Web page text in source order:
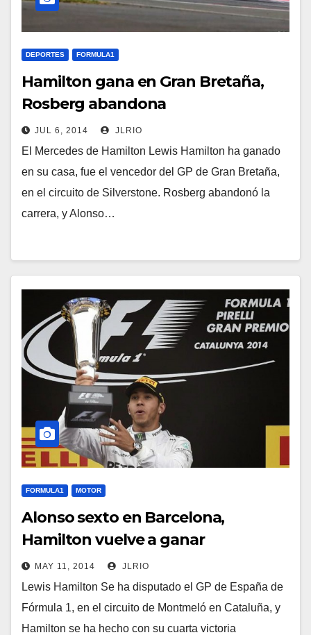
DEPORTES FORMULA1
Hamilton gana en Gran Bretaña,
Rosberg abandona
JUL 6, 2014 JLRIO
El Mercedes de Hamilton Lewis Hamilton ha ganado
en su casa, fue el vencedor del GP de Gran Bretaña,
en el circuito de Silverstone. Rosberg abandonó la
carrera, y Alonso…
FORMULA1 MOTOR
Alonso sexto en Barcelona,
Hamilton vuelve a ganar
MAY 11, 2014 JLRIO
Lewis Hamilton Se ha disputado el GP de España de
Fórmula 1, en el circuito de Montmeló en Cataluña, y
Hamilton se ha hecho con su cuarta victoria